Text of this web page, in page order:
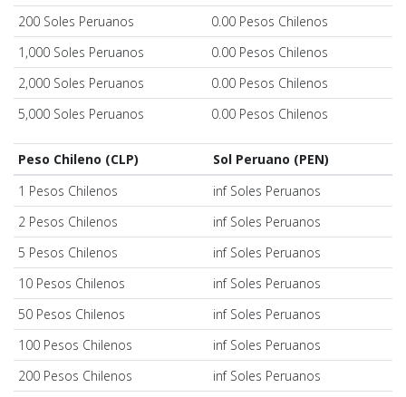
200 Soles Peruanos
0.00 Pesos Chilenos
1,000 Soles Peruanos
0.00 Pesos Chilenos
2,000 Soles Peruanos
0.00 Pesos Chilenos
5,000 Soles Peruanos
0.00 Pesos Chilenos
Peso Chileno (CLP)
Sol Peruano (PEN)
1 Pesos Chilenos
inf Soles Peruanos
2 Pesos Chilenos
inf Soles Peruanos
5 Pesos Chilenos
inf Soles Peruanos
10 Pesos Chilenos
inf Soles Peruanos
50 Pesos Chilenos
inf Soles Peruanos
100 Pesos Chilenos
inf Soles Peruanos
200 Pesos Chilenos
inf Soles Peruanos